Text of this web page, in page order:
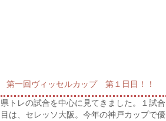
第一回ヴィッセルカップ 第１日目！！
県トレの試合を中心に見てきました。１試合
目は、セレッソ大阪。今年の神戸カップで優